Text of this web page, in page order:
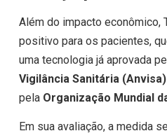
Além do impacto econômico,
positivo para os pacientes,
uma tecnologia já aprovada
Vigilância Sanitária (Anvisa)
pela Organização Mundial
Em sua avaliação, a medida